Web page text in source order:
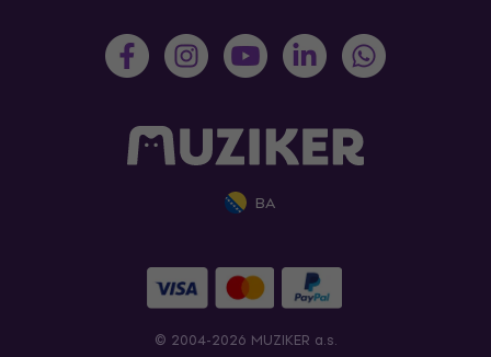
BA
© 2004-2026 MUZIKER a.s.